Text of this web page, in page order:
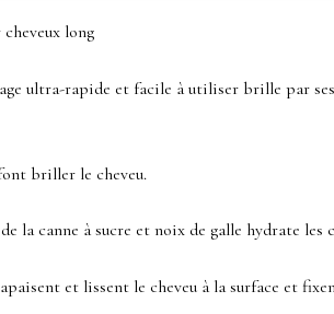
long
ultra-rapide et facile à utiliser brille par
briller le cheveu.
la canne à sucre et noix de galle hydrate
et lissent le cheveu à la surface et